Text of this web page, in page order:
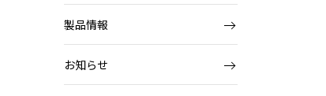
製品情報
お知らせ